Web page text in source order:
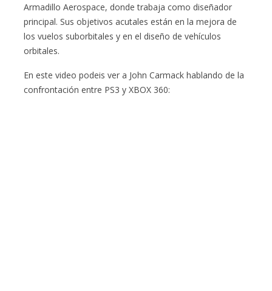
Armadillo Aerospace, donde trabaja como diseñador
principal. Sus objetivos acutales están en la mejora de
los vuelos suborbitales y en el diseño de vehículos
orbitales.
En este video podeis ver a John Carmack hablando de la
confrontación entre PS3 y XBOX 360: